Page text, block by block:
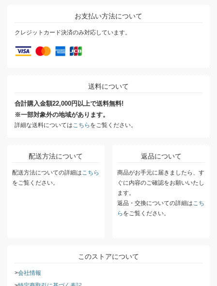
お支払い方法について
クレジットカード決済のみ対応しています。
送料について
合計購入金額22,000円以上で送料無料!
※一部対象外の地域があります。
詳細な送料についてはこちら をご覧ください。
配送方法について
配送方法についての詳細はこちら
をご覧ください。
返品について
商品がお手元に届きましたら、す
ぐに内容のご確認をお願いいたし
ます。
返品・交換についての詳細はこち
ら をご覧ください。
このストアについて
会社情報